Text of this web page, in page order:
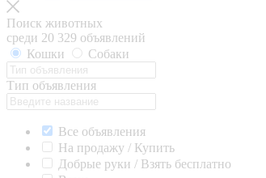
Поиск животных
среди 20 329 объявлений
Кошки
Собаки
Тип объявления
Все объявления
На продажу / Купить
Добрые руки / Взять бесплатно